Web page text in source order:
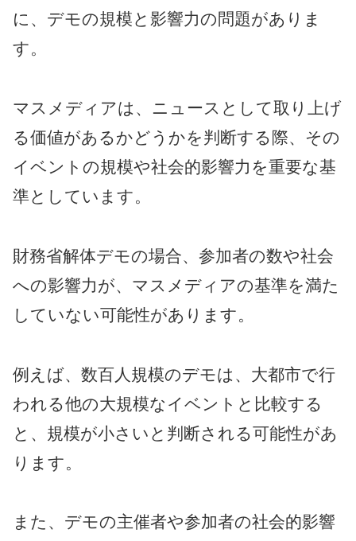
に、デモの規模と影響力の問題がありま
す。
マスメディアは、ニュースとして取り上げ
る価値があるかどうかを判断する際、その
イベントの規模や社会的影響力を重要な基
準としています。
財務省解体デモの場合、参加者の数や社会
への影響力が、マスメディアの基準を満た
していない可能性があります。
例えば、数百人規模のデモは、大都市で行
われる他の大規模なイベントと比較する
と、規模が小さいと判断される可能性があ
ります。
また、デモの主催者や参加者の社会的影響